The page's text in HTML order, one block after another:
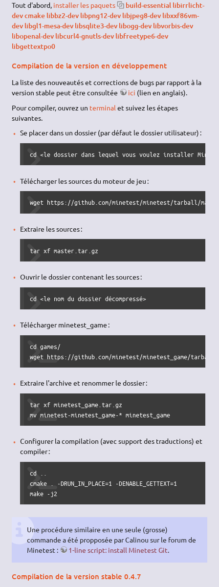
Tout d'abord, installer les paquets
build-essential libirrlicht-
dev cmake libbz2-dev libpng12-dev libjpeg8-dev libxxf86vm-
dev libgl1-mesa-dev libsqlite3-dev libogg-dev libvorbis-dev
libopenal-dev libcurl4-gnutls-dev libfreetype6-dev
libgettextpo0
Compilation de la version en développement
La liste des nouveautés et corrections de bugs par rapport à la
version stable peut être consultée
ici (lien en anglais).
Pour compiler, ouvrez un terminal et suivez les étapes
suivantes.
Se placer dans un dossier (par défaut le dossier utilisateur) :
cd <le dossier dans lequel vous voulez installer
Télécharger les sources du moteur de jeu :
wget https://github.com/minetest/minetest/tarball/
Extraire les sources :
tar xf master.tar.gz
Ouvrir le dossier contenant les sources :
cd <le nom du dossier décompressé>
Télécharger minetest_game :
cd games/
wget https://github.com/minetest/minetest_game/tarball/
Extraire l'archive et renommer le dossier :
tar xf minetest_game.tar.gz
mv minetest-minetest_game-* minetest_game
Configurer la compilation (avec support des traductions) et
compiler :
cd ..
cmake . -DRUN_IN_PLACE=1 -DENABLE_GETTEXT=1
make -j2
Une procédure similaire en une seule (grosse)
commande a été propposée par Calinou sur le forum de
Minetest :
1-line script: install Minetest Git.
Compilation de la version stable 0.4.7